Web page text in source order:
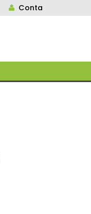
Conta